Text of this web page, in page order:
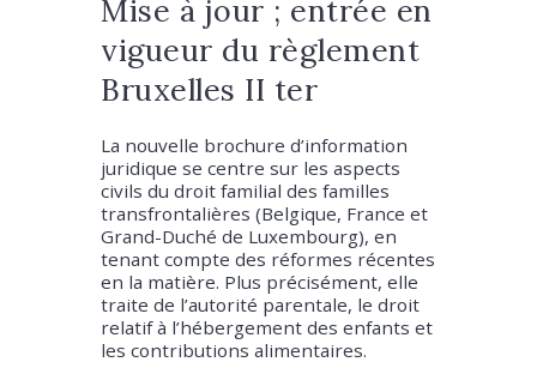
Mise à jour ; entrée en
vigueur du règlement
Bruxelles II ter
La nouvelle brochure d’information
juridique se centre sur les aspects
civils du droit familial des familles
transfrontalières (Belgique, France et
Grand-Duché de Luxembourg), en
tenant compte des réformes récentes
en la matière. Plus précisément, elle
traite de l’autorité parentale, le droit
relatif à l’hébergement des enfants et
les contributions alimentaires.